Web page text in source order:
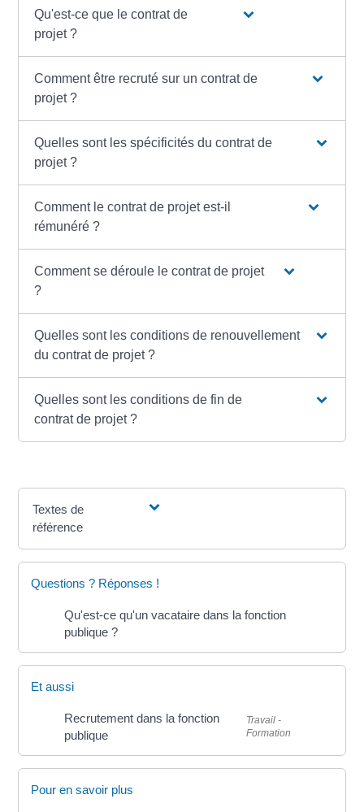
Qu'est-ce que le contrat de
projet ?
Comment être recruté sur un contrat de
projet ?
Quelles sont les spécificités du contrat de
projet ?
Comment le contrat de projet est-il
rémunéré ?
Comment se déroule le contrat de projet
?
Quelles sont les conditions de renouvellement
du contrat de projet ?
Quelles sont les conditions de fin de
contrat de projet ?
Textes de
référence
Questions ? Réponses !
Qu'est-ce qu'un vacataire dans la fonction
publique ?
Et aussi
Recrutement dans la fonction
publique
Travail -
Formation
Pour en savoir plus